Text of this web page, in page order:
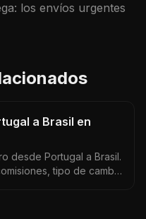
los envíos urgentes
a Brasil en
desde Portugal a Brasil.
tipo de cambio